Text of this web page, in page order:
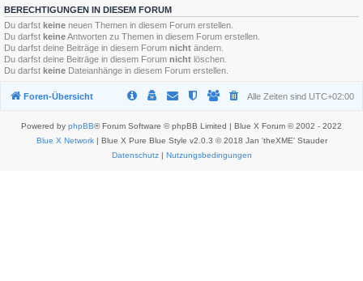
BERECHTIGUNGEN IN DIESEM FORUM
Du darfst keine neuen Themen in diesem Forum erstellen.
Du darfst keineAntworten zu Themen in diesem Forum erstellen.
Du darfst deine Beiträge in diesem Forum nicht ändern.
Du darfst deine Beiträge in diesem Forum nicht löschen.
Du darfst keine Dateianhänge in diesem Forum erstellen.
Foren-Übersicht Alle Zeiten sind UTC+02:00
Powered by phpBB® Forum Software © phpBB Limited | Blue X Forum © 2002 - 2022
Blue X Network| Blue X Pure Blue Style v2.0.3 © 2018 Jan 'theXME' Stauder
Datenschutz| Nutzungsbedingungen